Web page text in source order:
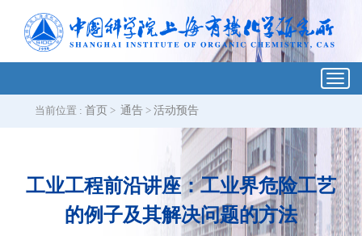
当前位置 : 首页 > 通告 > 活动预告
工业工程前沿讲座：工业界危险工艺
的例子及其解决问题的方法